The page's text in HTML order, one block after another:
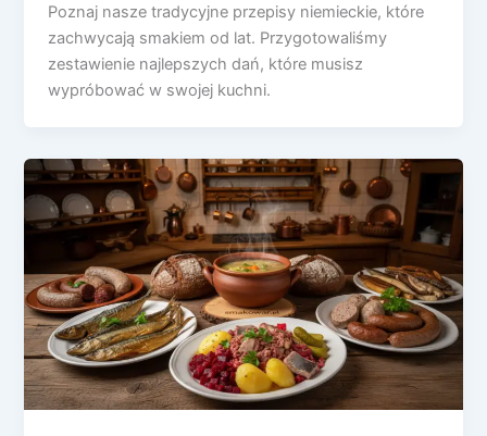
Poznaj nasze tradycyjne przepisy niemieckie, które
zachwycają smakiem od lat. Przygotowaliśmy
zestawienie najlepszych dań, które musisz
wypróbować w swojej kuchni.